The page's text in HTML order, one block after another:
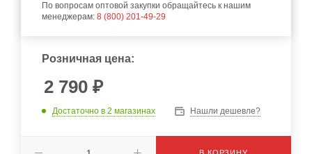
По вопросам оптовой закупки обращайтесь к нашим
менеджерам: 8 (800) 201-49-29
Розничная цена:
2 790 ₽
Достаточно в 2 магазинах Нашли дешевле?